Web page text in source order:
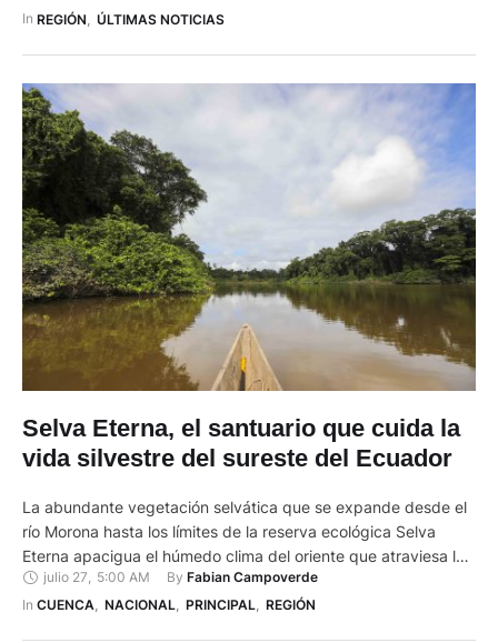
actos más emblemáticos de esta conmemoración. La
In REGIÓN ÚLTIMAS NOTICIAS
Selva Eterna, el santuario que cuida la
vida silvestre del sureste del Ecuador
La abundante vegetación selvática que se expande desde el
río Morona hasta los límites de la reserva ecológica Selva
Eterna apacigua el húmedo clima del oriente que atraviesa los
poros de la piel. El paradisíaco ambiente verde se funde con
los sonidos selváticos de aves y pequeños insectos que
julio 27 5:00 AM By Fabian Campoverde
In CUENCA, NACIONAL, PRINCIPAL, REGIÓN